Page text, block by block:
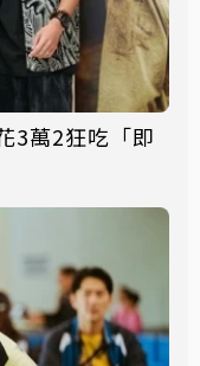
3萬2狂吃「即